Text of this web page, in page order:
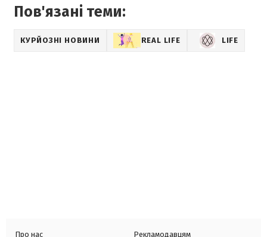
Пов'язані теми:
КУРЙОЗНІ НОВИНИ REAL LIFE LIFE
Про нас Рекламодавцям